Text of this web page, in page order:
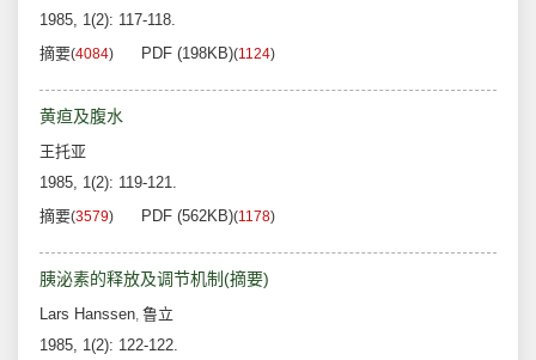
1985, 1(2): 117-118.
摘要(4084) PDF (198KB)(1124)
黄疸及腹水
王托亚
1985, 1(2): 119-121.
摘要(3579) PDF (562KB)(1178)
胰泌素的释放及调节机制(摘要)
Lars Hanssen, 鲁立
1985, 1(2): 122-122.